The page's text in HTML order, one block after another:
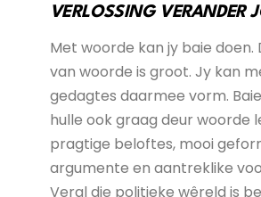
VERLOSSING VERANDER
Met woorde kan jy baie doen.
van woorde is groot. Jy kan
gedagtes daarmee vorm.
hulle ook graag deur woorde
pragtige beloftes, mooi
argumente en aantreklike
Veral die politieke wêreld is